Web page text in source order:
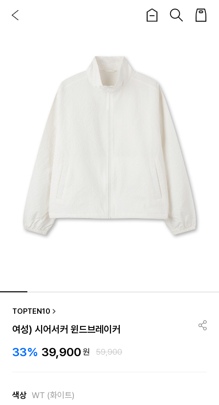
TOPTEN10
여성) 시어서커 윈드브레이커
33% 39,900원 59,900
색상 WT (화이트)